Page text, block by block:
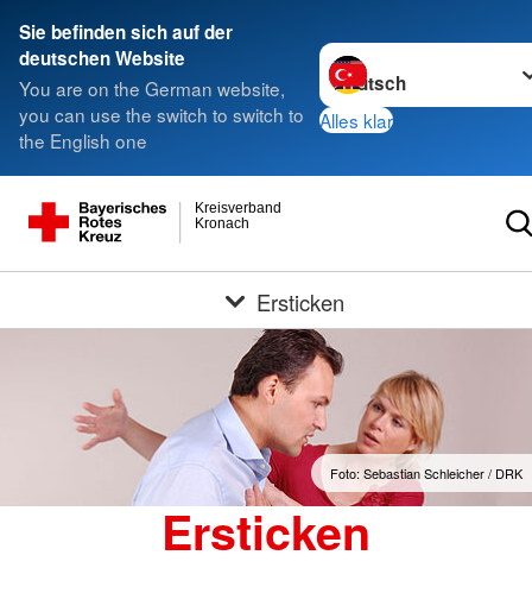
Sie befinden sich auf der
deutschen Website
You are on the German website,
you can use the switch to switch to
the English one
Sprache wechseln zu
Alles klar
Kronach
Kreisverband
Ersticken
Foto: Sebastian Schleicher / DRK
Ersticken